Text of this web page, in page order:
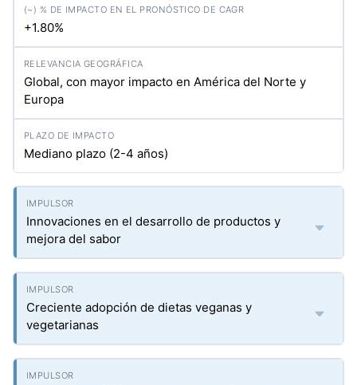
+1.80%
Global, con mayor impacto en América del Norte y
Europa
Mediano plazo (2-4 años)
Innovaciones en el desarrollo de productos y
mejora del sabor
Creciente adopción de dietas veganas y
vegetarianas